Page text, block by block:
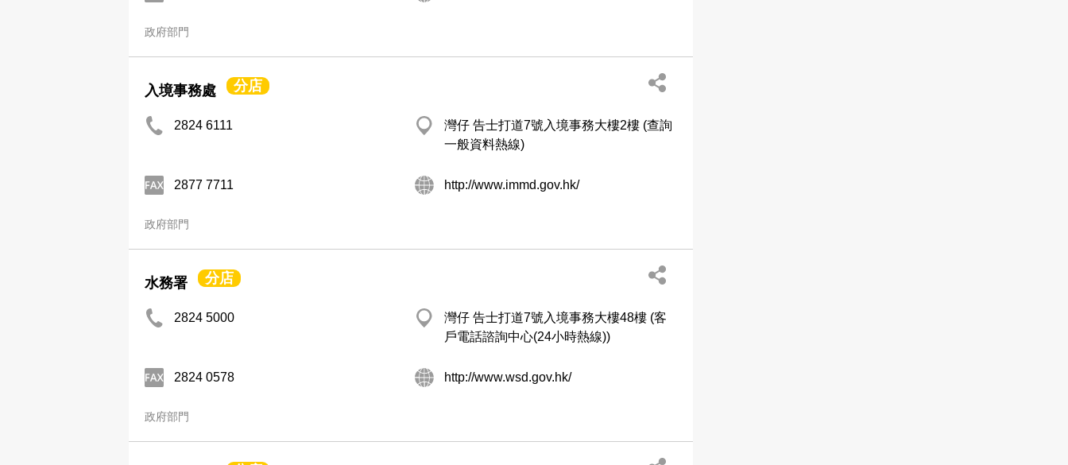
政府部門
入境事務處 分店
2824 6111
灣仔 告士打道7號入境事務大樓2樓 (查詢
一般資料熱線)
2877 7711 http://www.immd.gov.hk/
政府部門
水務署 分店
2824 5000
灣仔 告士打道7號入境事務大樓48樓 (客
戶電話諮詢中心(24小時熱線))
2824 0578 http://www.wsd.gov.hk/
政府部門